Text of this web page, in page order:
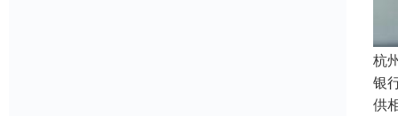
杭
银
供